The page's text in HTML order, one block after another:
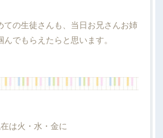
の生徒さんも、当日お兄さんお姉
でもらえたらと思います。
は火・水・金に